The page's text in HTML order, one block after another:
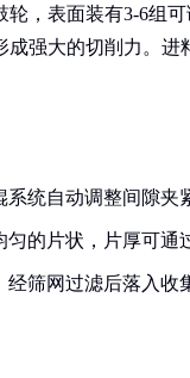
，表面装有3-6组
强大的切削力。
系统自动调整间隙夹
匀的片状，片厚可通
经筛网过滤后落入收